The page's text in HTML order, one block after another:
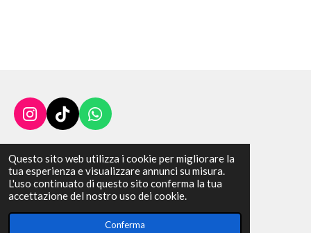
Questo sito web utilizza i cookie per migliorare la
tua esperienza e visualizzare annunci su misura.
L'uso continuato di questo sito conferma la tua
accettazione del nostro uso dei cookie.
Conferma
I
n
t
a
g
r
T
i
T
o
k
W
h
t
s
A
p
Corso Garibaldi 42-Santa Maria C.V.
IT09529171218